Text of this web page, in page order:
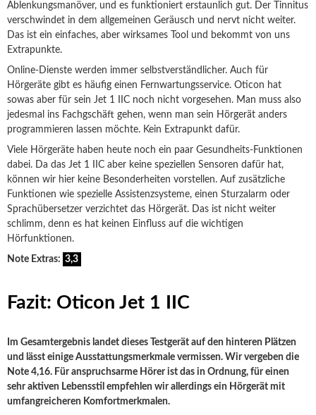
Ablenkungsmanöver, und es funktioniert erstaunlich gut. Der Tinnitus
verschwindet in dem allgemeinen Geräusch und nervt nicht weiter.
Das ist ein einfaches, aber wirksames Tool und bekommt von uns
Extrapunkte.
Online-Dienste werden immer selbstverständlicher. Auch für
Hörgeräte gibt es häufig einen Fernwartungsservice. Oticon hat
sowas aber für sein Jet 1 IIC noch nicht vorgesehen. Man muss also
jedesmal ins Fachgschäft gehen, wenn man sein Hörgerät anders
programmieren lassen möchte. Kein Extrapunkt dafür.
Viele Hörgeräte haben heute noch ein paar Gesundheits-Funktionen
dabei. Da das Jet 1 IIC aber keine speziellen Sensoren dafür hat,
können wir hier keine Besonderheiten vorstellen. Auf zusätzliche
Funktionen wie spezielle Assistenzsysteme, einen Sturzalarm oder
Sprachübersetzer verzichtet das Hörgerät. Das ist nicht weiter
schlimm, denn es hat keinen Einfluss auf die wichtigen
Hörfunktionen.
Note Extras: 3,3
Fazit: Oticon Jet 1 IIC
Im Gesamtergebnis landet dieses Testgerät auf den hinteren Plätzen
und lässt einige Ausstattungsmerkmale vermissen. Wir vergeben die
Note 4,16. Für anspruchsarme Hörer ist das in Ordnung, für einen
sehr aktiven Lebensstil empfehlen wir allerdings ein Hörgerät mit
umfangreicheren Komfortmerkmalen.